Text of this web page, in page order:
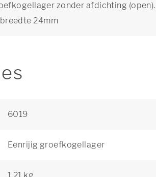
zonder afdichting
24mm
6019
Eenrijig groefkogellager